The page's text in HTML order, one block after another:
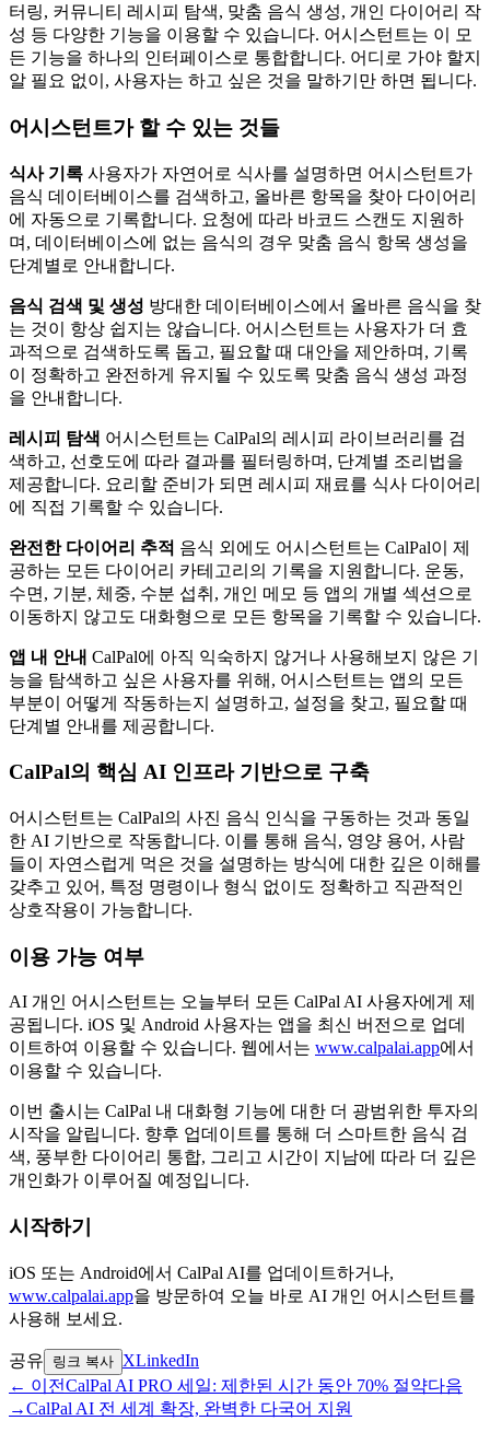
터링, 커뮤니티 레시피 탐색, 맞춤 음식 생성, 개인 다이어리 작
성 등 다양한 기능을 이용할 수 있습니다. 어시스턴트는 이 모
든 기능을 하나의 인터페이스로 통합합니다. 어디로 가야 할지
알 필요 없이, 사용자는 하고 싶은 것을 말하기만 하면 됩니다.
어시스턴트가 할 수 있는 것들
식사 기록 사용자가 자연어로 식사를 설명하면 어시스턴트가
음식 데이터베이스를 검색하고, 올바른 항목을 찾아 다이어리
에 자동으로 기록합니다. 요청에 따라 바코드 스캔도 지원하
며, 데이터베이스에 없는 음식의 경우 맞춤 음식 항목 생성을
단계별로 안내합니다.
음식 검색 및 생성 방대한 데이터베이스에서 올바른 음식을 찾
는 것이 항상 쉽지는 않습니다. 어시스턴트는 사용자가 더 효
과적으로 검색하도록 돕고, 필요할 때 대안을 제안하며, 기록
이 정확하고 완전하게 유지될 수 있도록 맞춤 음식 생성 과정
을 안내합니다.
레시피 탐색 어시스턴트는 CalPal의 레시피 라이브러리를 검
색하고, 선호도에 따라 결과를 필터링하며, 단계별 조리법을
제공합니다. 요리할 준비가 되면 레시피 재료를 식사 다이어리
에 직접 기록할 수 있습니다.
완전한 다이어리 추적 음식 외에도 어시스턴트는 CalPal이 제
공하는 모든 다이어리 카테고리의 기록을 지원합니다. 운동,
수면, 기분, 체중, 수분 섭취, 개인 메모 등 앱의 개별 섹션으로
이동하지 않고도 대화형으로 모든 항목을 기록할 수 있습니다.
앱 내 안내 CalPal에 아직 익숙하지 않거나 사용해보지 않은 기
능을 탐색하고 싶은 사용자를 위해, 어시스턴트는 앱의 모든
부분이 어떻게 작동하는지 설명하고, 설정을 찾고, 필요할 때
단계별 안내를 제공합니다.
CalPal의 핵심 AI 인프라 기반으로 구축
어시스턴트는 CalPal의 사진 음식 인식을 구동하는 것과 동일
한 AI 기반으로 작동합니다. 이를 통해 음식, 영양 용어, 사람
들이 자연스럽게 먹은 것을 설명하는 방식에 대한 깊은 이해를
갖추고 있어, 특정 명령이나 형식 없이도 정확하고 직관적인
상호작용이 가능합니다.
이용 가능 여부
AI 개인 어시스턴트는 오늘부터 모든 CalPal AI 사용자에게 제
공됩니다. iOS 및 Android 사용자는 앱을 최신 버전으로 업데
이트하여 이용할 수 있습니다. 웹에서는 www.calpalai.app에서
이용할 수 있습니다.
이번 출시는 CalPal 내 대화형 기능에 대한 더 광범위한 투자의
시작을 알립니다. 향후 업데이트를 통해 더 스마트한 음식 검
색, 풍부한 다이어리 통합, 그리고 시간이 지남에 따라 더 깊은
개인화가 이루어질 예정입니다.
시작하기
iOS 또는 Android에서 CalPal AI를 업데이트하거나,
www.calpalai.app을 방문하여 오늘 바로 AI 개인 어시스턴트를
사용해 보세요.
공유 링크 복사 XLinkedIn
← 이전CalPal AI PRO 세일: 제한된 시간 동안 70% 절약다음
→CalPal AI 전 세계 확장, 완벽한 다국어 지원